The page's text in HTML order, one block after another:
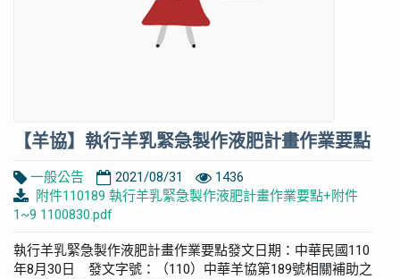
【羊協】執行羊乳緊急製作液肥計畫作業要點
一般公告 2021/08/31
1436
附件110189 執行羊乳緊急製作液肥計畫作業要點+附件
1~9 1100830.pdf
執行羊乳緊急製作液肥計畫作業要點發文日期：中華民國110
年8月30日 發文字號：（110）中華羊協第189號相關補助之